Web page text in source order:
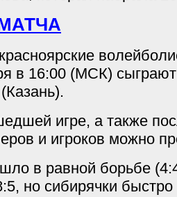
в 16:00 (МСК)
игре, а также
и игроков можно
в равной борьбе
но сибирячки